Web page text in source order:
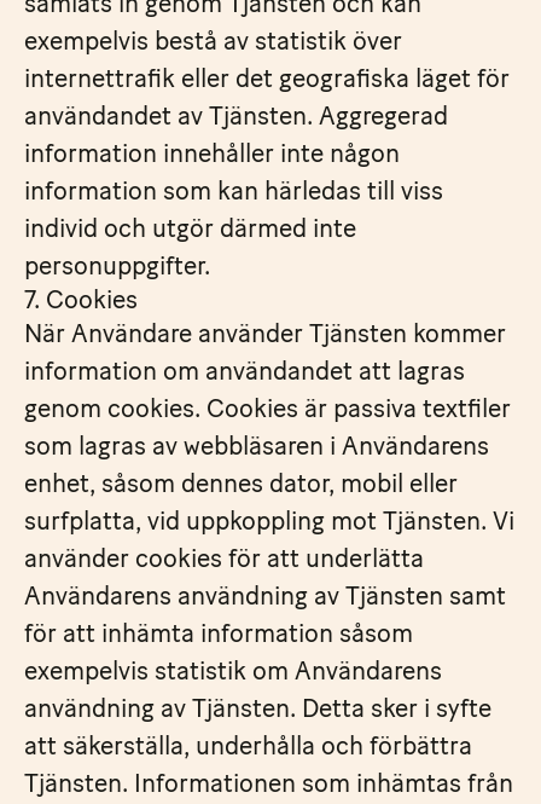
exempelvis bestå av statistik över
internettrafik eller det geografiska läget för
användandet av Tjänsten. Aggregerad
information innehåller inte någon
information som kan härledas till viss
individ och utgör därmed inte
personuppgifter.
7. Cookies
När Användare använder Tjänsten kommer
information om användandet att lagras
genom cookies. Cookies är passiva textfiler
som lagras av webbläsaren i Användarens
enhet, såsom dennes dator, mobil eller
surfplatta, vid uppkoppling mot Tjänsten. Vi
använder cookies för att underlätta
Användarens användning av Tjänsten samt
för att inhämta information såsom
exempelvis statistik om Användarens
användning av Tjänsten. Detta sker i syfte
att säkerställa, underhålla och förbättra
Tjänsten. Informationen som inhämtas från